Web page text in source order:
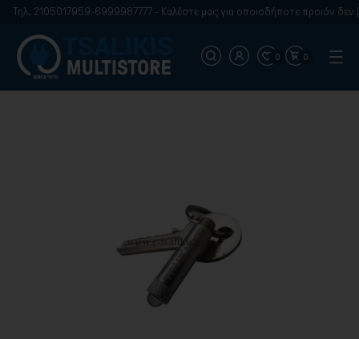
Τηλ. 2105017959-6999987777 - Καλέστε μας για οποιοδήποτε προιόν δεν
0 0